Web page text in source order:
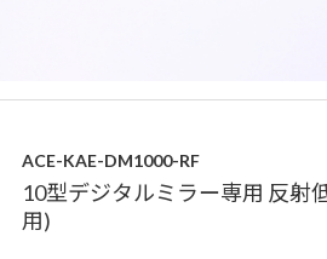
ACE-KAE-DM1000-RF
10型デジタルミラー専用 反射
用)